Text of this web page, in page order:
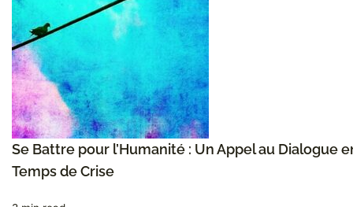
Se Battre pour l’Humanité : Un Appel au Dialogue
Temps de Crise